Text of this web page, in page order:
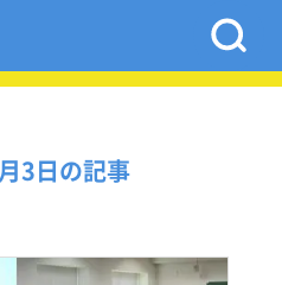
3日の記事